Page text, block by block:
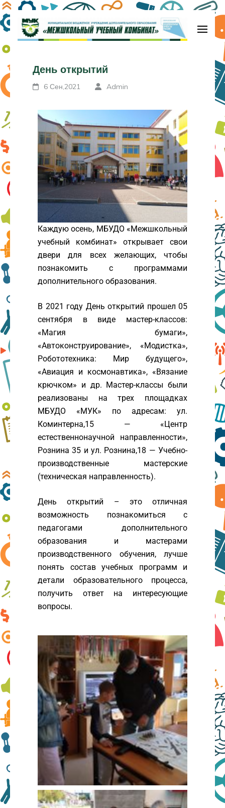
комбинат»
День открытий
6 Сен,2021 Admin
Каждую осень, МБУДО «Межшкольный
учебный комбинат» открывает свои
двери для всех желающих, чтобы
познакомить с программами
дополнительного образования.
В 2021 году День открытий прошел 05
сентября в виде мастер-классов:
«Магия бумаги»,
«Автоконструирование», «Модистка»,
Робототехника: Мир будущего»,
«Авиация и космонавтика», «Вязание
крючком» и др. Мастер-классы были
реализованы на трех площадках
МБУДО «МУК» по адресам: ул.
Коминтерна,15 — «Центр
естественнонаучной направленности»,
Рознина 35 и ул. Рознина,18 — Учебно-
производственные мастерские
(техническая направленность).
День открытий – это отличная
возможность познакомиться с
педагогами дополнительного
образования и мастерами
производственного обучения, лучше
понять состав учебных программ и
детали образовательного процесса,
получить ответ на интересующие
вопросы.